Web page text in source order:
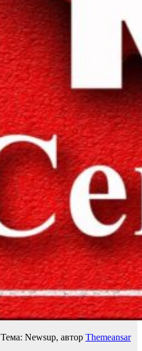
Тема: Newsup, автор Themeansar